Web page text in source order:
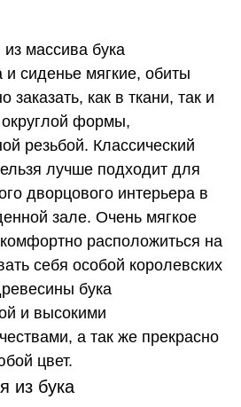
из массива бука
сиденье мягкие, обиты
как в ткани, так и
формы,
резьбой. Классический
лучше подходит для
дворцового интерьера в
зале. Очень мягкое
расположиться на
себя особой королевских
бука
и высокими
а так же прекрасно
цвет.
из бука